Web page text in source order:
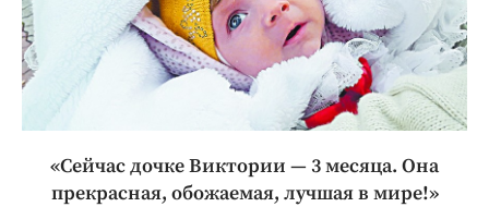
«Сейчас дочке Виктории — 3 месяца. Она
прекрасная, обожаемая, лучшая в мире!»